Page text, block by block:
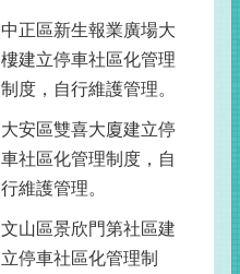
中正區新生報業廣場大
樓建立停車社區化管理
制度，自行維護管理。
大安區雙喜大廈建立停
車社區化管理制度，自
行維護管理。
文山區景欣門第社區建
立停車社區化管理制